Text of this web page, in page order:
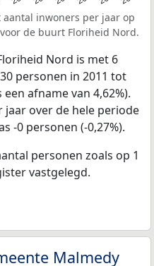
inwoners per jaar op
voor de buurt Floriheid Nord.
Nord is met 6
personen in 2011 tot
afname van 4,62%).
jaar over de hele periode
-0 personen (-0,27%).
personen zoals op 1
vastgelegd.
Malmedy